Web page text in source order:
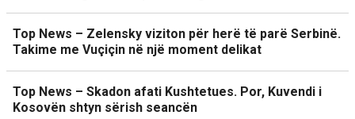
Top News – Zelensky viziton për herë të parë Serbinë.
Takime me Vuçiçin në një moment delikat
Top News – Skadon afati Kushtetues. Por, Kuvendi i
Kosovën shtyn sërish seancën